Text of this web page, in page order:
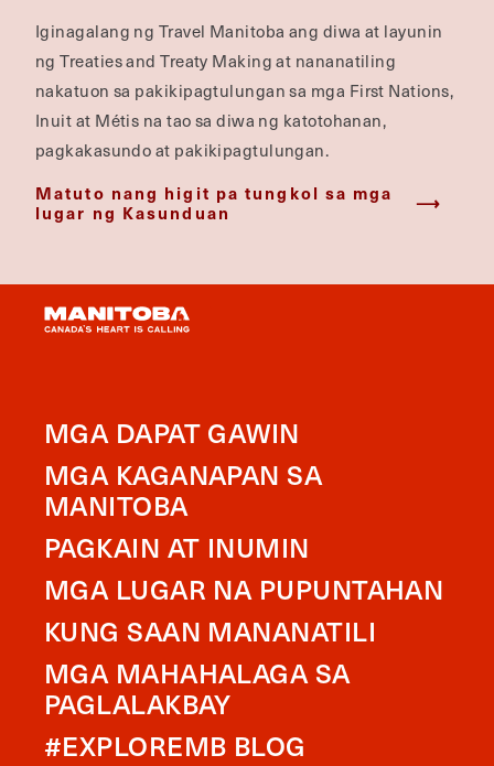
Iginagalang ng Travel Manitoba ang diwa at layunin
ng Treaties and Treaty Making at nananatiling
nakatuon sa pakikipagtulungan sa mga First Nations,
Inuit at Métis na tao sa diwa ng katotohanan,
pagkakasundo at pakikipagtulungan.
Matuto nang higit pa tungkol sa mga
lugar ng Kasunduan
MGA DAPAT GAWIN
MGA KAGANAPAN SA
MANITOBA
PAGKAIN AT INUMIN
MGA LUGAR NA PUPUNTAHAN
KUNG SAAN MANANATILI
MGA MAHAHALAGA SA
PAGLALAKBAY
#EXPLOREMB BLOG